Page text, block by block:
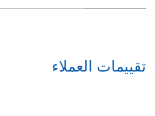
تقييمات العملاء